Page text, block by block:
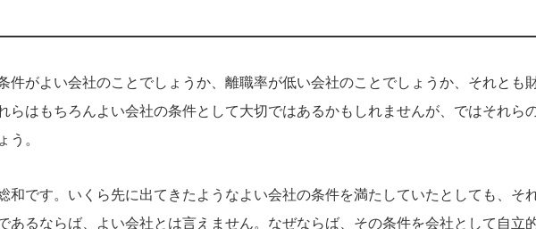
件がよい会社のことでしょうか、離職率が低い会社のことでしょうか、それとも
らはもちろんよい会社の条件として大切ではあるかもしれませんが、ではそれら
う。
和です。いくら先に出てきたようなよい会社の条件を満たしていたとしても、そ
あるならば、よい会社とは言えません。なぜならば、その条件を会社として自立